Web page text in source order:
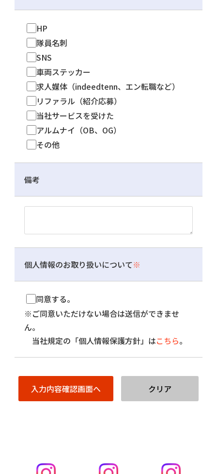
HP
隊員名刺
SNS
車両ステッカー
求人媒体（indeedtenn、エン転職など）
リファラル（紹介応募）
当社サービスを受けた
アルムナイ（OB、OG）
その他
備考
個人情報のお取り扱いについて※
同意する。
※ご同意いただけない場合は送信ができませ
ん。
当社規定の「個人情報保護方針」はこちら。